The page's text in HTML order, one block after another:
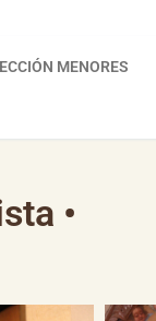
MENORES
•